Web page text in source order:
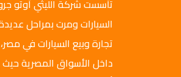
السيارات ومرت بمراحل
تجارة وبيع السيارات في
داخل الأسواق المصرية حيث